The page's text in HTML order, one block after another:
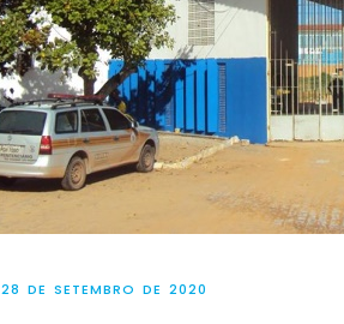
28 DE SETEMBRO DE 2020